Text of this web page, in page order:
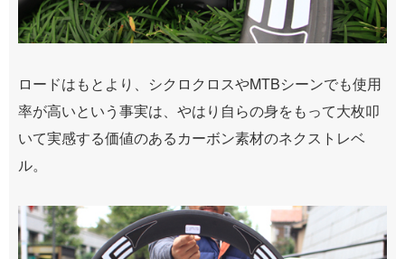
ロードはもとより、シクロクロスやMTBシーンでも使用
率が高いという事実は、やはり自らの身をもって大枚叩
いて実感する価値のあるカーボン素材のネクストレベ
ル。